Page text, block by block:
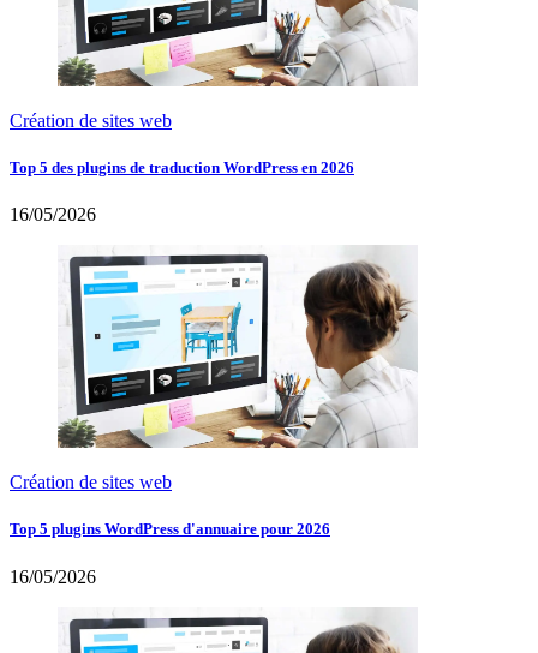
Création de sites web
Top 5 des plugins de traduction WordPress en 2026
16/05/2026
Création de sites web
Top 5 plugins WordPress d'annuaire pour 2026
16/05/2026